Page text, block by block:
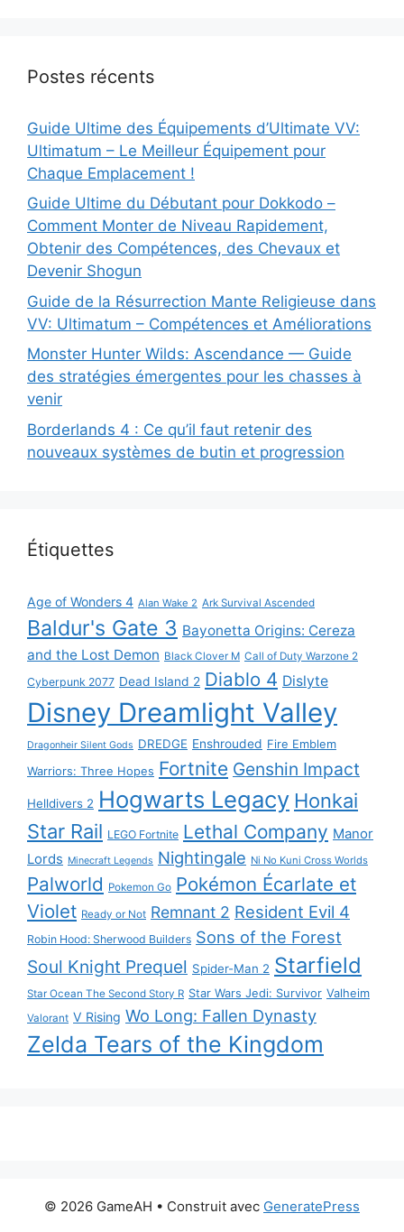
Postes récents
Guide Ultime des Équipements d’Ultimate VV:
Ultimatum – Le Meilleur Équipement pour
Chaque Emplacement !
Guide Ultime du Débutant pour Dokkodo –
Comment Monter de Niveau Rapidement,
Obtenir des Compétences, des Chevaux et
Devenir Shogun
Guide de la Résurrection Mante Religieuse dans
VV: Ultimatum – Compétences et Améliorations
Monster Hunter Wilds: Ascendance — Guide
des stratégies émergentes pour les chasses à
venir
Borderlands 4 : Ce qu’il faut retenir des
nouveaux systèmes de butin et progression
Étiquettes
Age of Wonders 4 Alan Wake 2 Ark Survival Ascended
Baldur's Gate 3 Bayonetta Origins: Cereza
and the Lost Demon Black Clover M Call of Duty Warzone 2
Cyberpunk 2077 Dead Island 2 Diablo 4 Dislyte
Disney Dreamlight Valley
Dragonheir Silent Gods DREDGE Enshrouded Fire Emblem
Warriors: Three Hopes Fortnite Genshin Impact
Helldivers 2 Hogwarts Legacy Honkai
Star Rail LEGO Fortnite Lethal Company Manor
Lords Minecraft Legends Nightingale Ni No Kuni Cross Worlds
Palworld Pokemon Go Pokémon Écarlate et
Violet Ready or Not Remnant 2 Resident Evil 4
Robin Hood: Sherwood Builders Sons of the Forest
Soul Knight Prequel Spider-Man 2 Starfield
Star Ocean The Second Story R Star Wars Jedi: Survivor Valheim
Valorant V Rising Wo Long: Fallen Dynasty
Zelda Tears of the Kingdom
© 2026 GameAH • Construit avec GeneratePress